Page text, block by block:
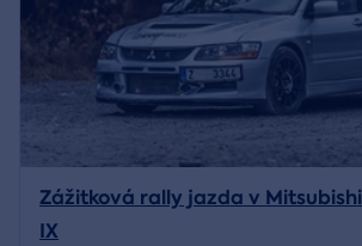
Zážitková rally jazda v
IX